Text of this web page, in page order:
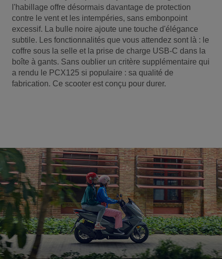
l'habillage offre désormais davantage de protection
contre le vent et les intempéries, sans embonpoint
excessif. La bulle noire ajoute une touche d'élégance
subtile. Les fonctionnalités que vous attendez sont là : le
coffre sous la selle et la prise de charge USB-C dans la
boîte à gants. Sans oublier un critère supplémentaire qui
a rendu le PCX125 si populaire : sa qualité de
fabrication. Ce scooter est conçu pour durer.